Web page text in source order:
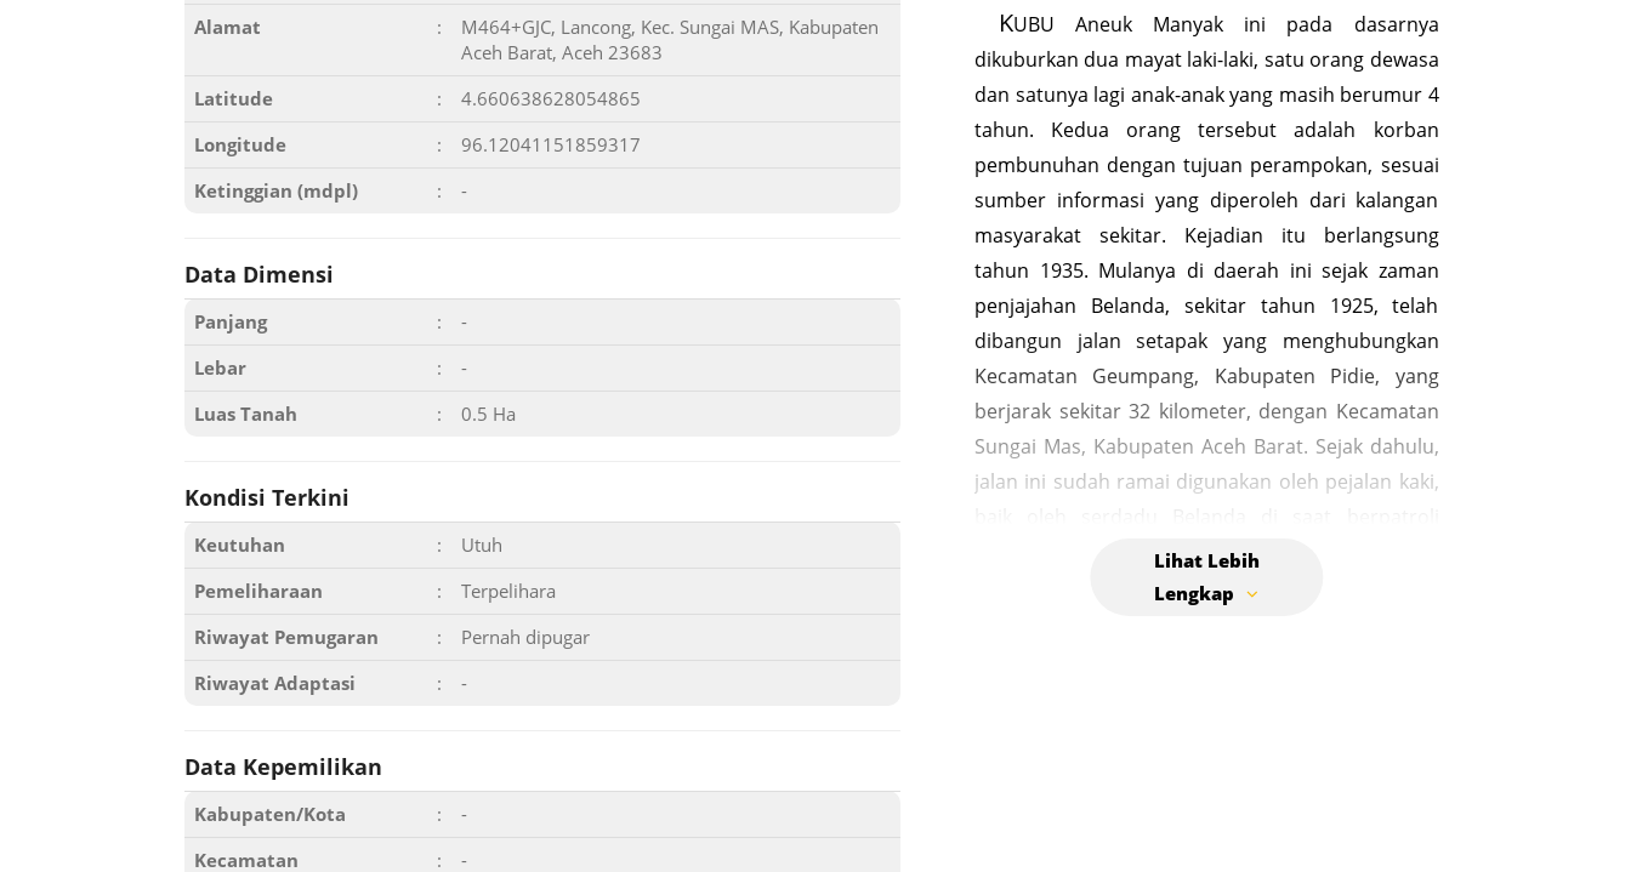
Alamat
:
M464+GJC, Lancong, Kec. Sungai MAS, Kabupaten
Aceh Barat, Aceh 23683
Latitude
:
4.660638628054865
Longitude
:
96.12041151859317
Ketinggian (mdpl)
: -
Data Dimensi
Panjang :
-
Lebar
:
-
Luas Tanah
: 0.5 Ha
Kondisi Terkini
Keutuhan :
Utuh
Pemeliharaan
:
Terpelihara
Riwayat Pemugaran
:
Pernah dipugar
Riwayat Adaptasi
: -
Data Kepemilikan
Kabupaten/Kota :
-
Kecamatan
:
-
KUBU Aneuk Manyak ini pada dasarnya
dikuburkan dua mayat laki-laki, satu orang dewasa
dan satunya lagi anak-anak yang masih berumur 4
tahun. Kedua orang tersebut adalah korban
pembunuhan dengan tujuan perampokan, sesuai
sumber informasi yang diperoleh dari kalangan
masyarakat sekitar. Kejadian itu berlangsung
tahun 1935. Mulanya di daerah ini sejak zaman
penjajahan Belanda, sekitar tahun 1925, telah
dibangun jalan setapak yang menghubungkan
Kecamatan Geumpang, Kabupaten Pidie, yang
berjarak sekitar 32 kilometer, dengan Kecamatan
Sungai Mas, Kabupaten Aceh Barat. Sejak dahulu,
jalan ini sudah ramai digunakan oleh pejalan kaki,
maupun oleh pejuang Aceh yang bergerilya
mencari informasi antara Pidie dan Meulaboh.